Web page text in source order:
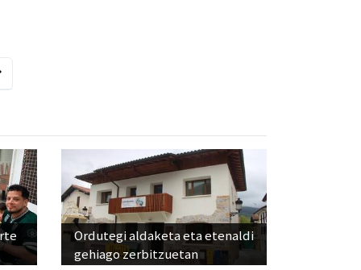
Ordutegi aldaketa eta etenaldi
gehiago zerbitzuetan